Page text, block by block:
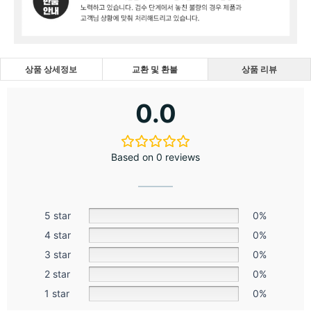
상품 상세정보 교환 및 환불 상품 리뷰
0.0
Based on 0 reviews
5 star
0%
4 star
0%
3 star
0%
2 star
0%
1 star
0%